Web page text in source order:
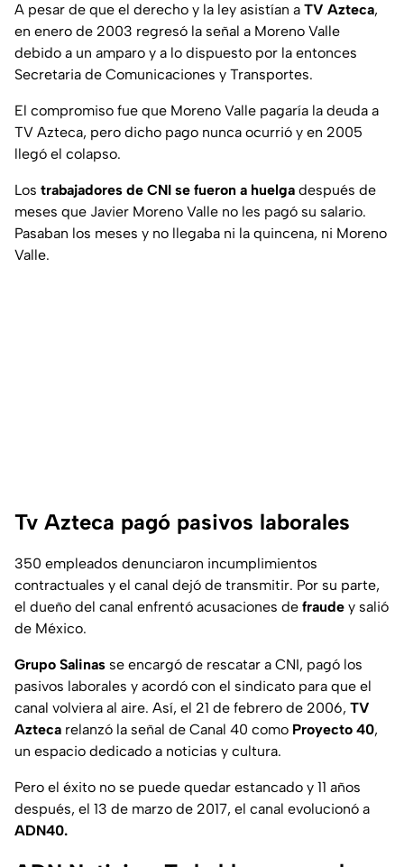
A pesar de que el derecho y la ley asistían a TV Azteca,
en enero de 2003 regresó la señal a Moreno Valle
debido a un amparo y a lo dispuesto por la entonces
Secretaria de Comunicaciones y Transportes.
El compromiso fue que Moreno Valle pagaría la deuda a
TV Azteca, pero dicho pago nunca ocurrió y en 2005
llegó el colapso.
Los trabajadores de CNI se fueron a huelga después de
meses que Javier Moreno Valle no les pagó su salario.
Pasaban los meses y no llegaba ni la quincena, ni Moreno
Valle.
Tv Azteca pagó pasivos laborales
350 empleados denunciaron incumplimientos
contractuales y el canal dejó de transmitir. Por su parte,
el dueño del canal enfrentó acusaciones de fraude y salió
de México.
Grupo Salinas se encargó de rescatar a CNI, pagó los
pasivos laborales y acordó con el sindicato para que el
canal volviera al aire. Así, el 21 de febrero de 2006, TV
Azteca relanzó la señal de Canal 40 como Proyecto 40,
un espacio dedicado a noticias y cultura.
Pero el éxito no se puede quedar estancado y 11 años
después, el 13 de marzo de 2017, el canal evolucionó a
ADN40.